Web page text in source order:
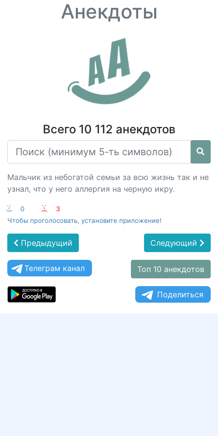
Анекдоты
Всего 10 112 анекдотов
Мальчик из небогатой семьи за всю жизнь так и не
узнал, что у него аллергия на черную икру.
:-) 0 :-(
3
Чтобы проголосовать, установите приложение!
Предыдущий Следующий
Телеграм канал Топ 10 анекдотов
Поделиться